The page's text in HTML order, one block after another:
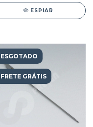
ESPIAR
ESGOTADO
FRETE GRÁTIS